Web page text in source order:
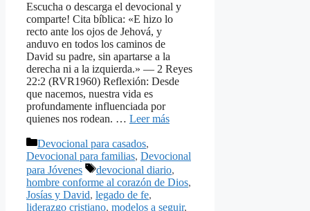
Escucha o descarga el devocional y
comparte! Cita bíblica: «E hizo lo
recto ante los ojos de Jehová, y
anduvo en todos los caminos de
David su padre, sin apartarse a la
derecha ni a la izquierda.» — 2 Reyes
22:2 (RVR1960) Reflexión: Desde
que nacemos, nuestra vida es
profundamente influenciada por
quienes nos rodean. … Leer más
Categorías
Devocional para casados,
Devocional para familias, Devocional
para Jóvenes
Etiquetas
devocional diario,
hombre conforme al corazón de Dios,
Josías y David, legado de fe,
liderazgo cristiano, modelos a seguir,